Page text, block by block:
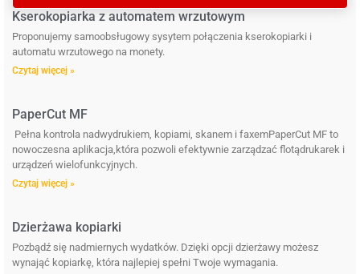
Kserokopiarka z automatem wrzutowym
Proponujemy samoobsługowy sysytem połączenia kserokopiarki i
automatu wrzutowego na monety.
Czytaj więcej »
PaperCut MF
Pełna kontrola nadwydrukiem, kopiami, skanem i faxemPaperCut MF to
nowoczesna aplikacja,która pozwoli efektywnie zarządzać flotądrukarek i
urządzeń wielofunkcyjnych.
Czytaj więcej »
Dzierżawa kopiarki
Pozbądź się nadmiernych wydatków. Dzięki opcji dzierżawy możesz
wynająć kopiarkę, która najlepiej spełni Twoje wymagania.